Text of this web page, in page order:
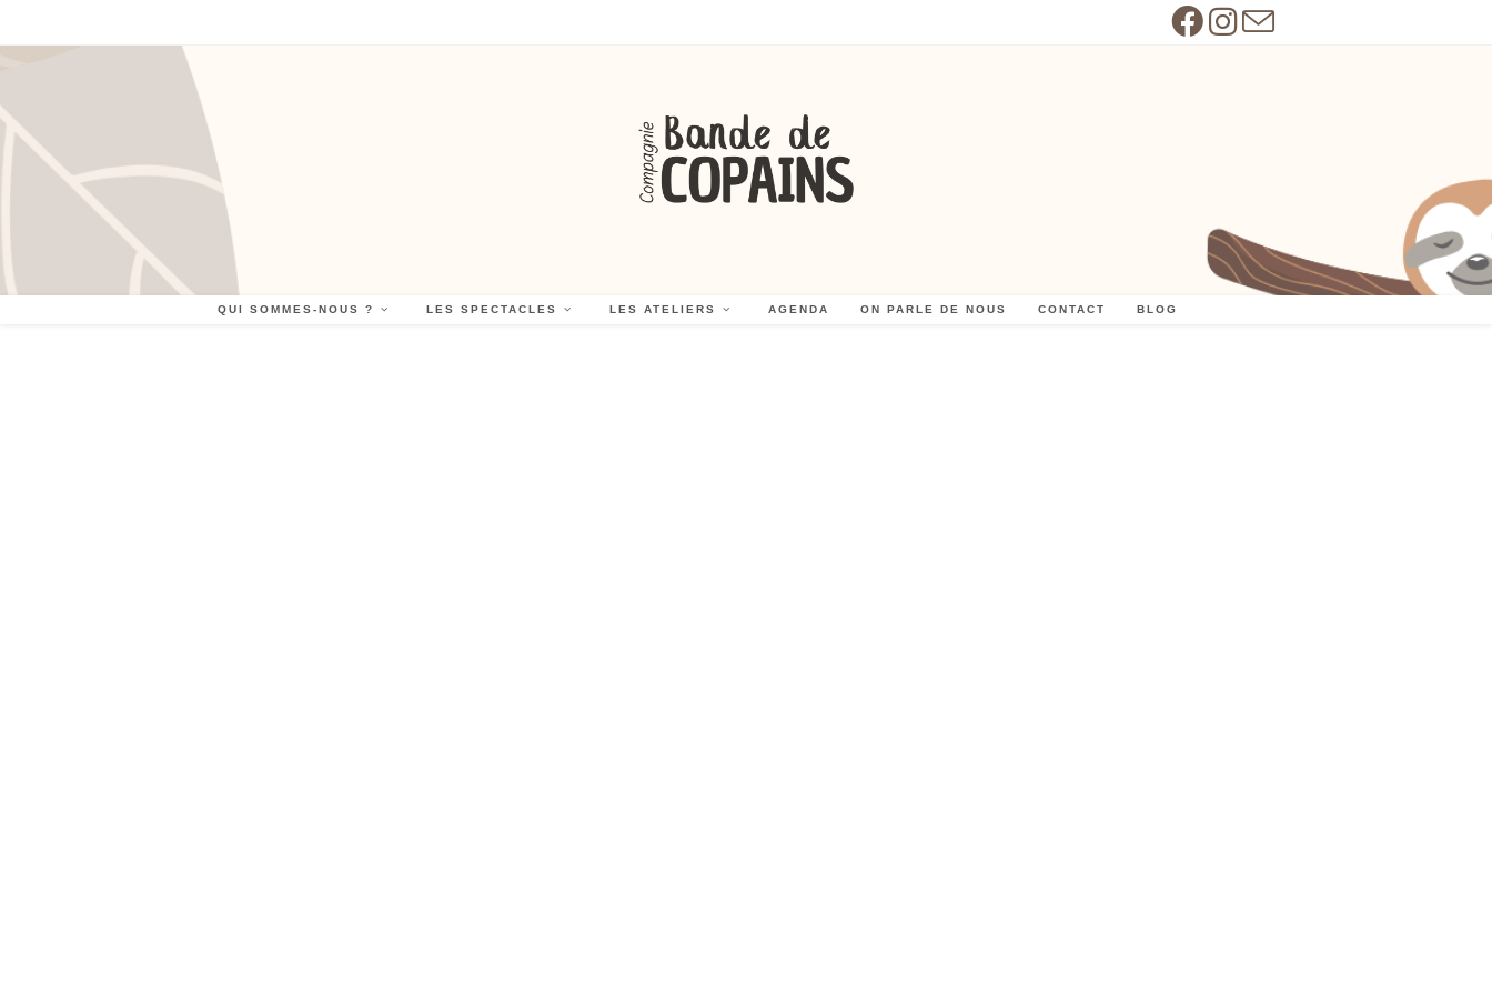
content
QUI SOMMES-NOUS ? LES SPECTACLES LES ATELIERS AGENDA ON PARLE DE NOUS CONTACT BLOG